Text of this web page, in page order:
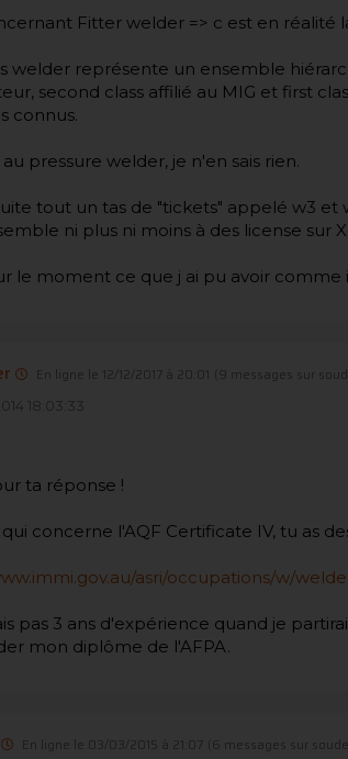
Fitter welder => c est en
welder représente un ensemble
second class affilié au MIG et first
connus.
pressure welder, je n'en sais rien.
tout un tas de "tickets" appelé w3 et
ni plus ni moins à des license sur
le moment ce que j ai pu avoir comme
En ligne le 12/12/2017 à 20:01 (9 messages sur
18:03:33
ta réponse !
concerne l'AQF Certificate IV, tu as
asri/occupations/w/
pas 3 ans d'expérience quand je
mon diplôme de l'AFPA.
En ligne le 03/03/2015 à 21:07 (6 messages sur